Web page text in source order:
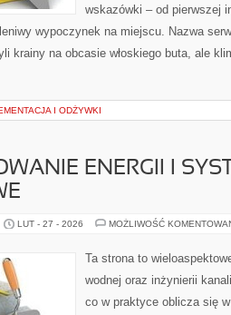
wskazówki – od pierwszej
wypoczynek na miejscu. Nazwa
krainy na obcasie włoskiego buta, ale
I ODŻYWKI
ENERGII I
LUT - 27 - 2026 MOŻLIWOŚĆ
Ta strona to
wodnej oraz inżynierii
co w praktyce oblicza się